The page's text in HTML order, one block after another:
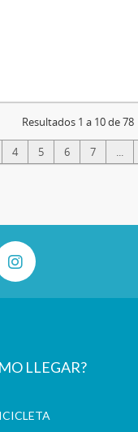
Resultados 1 a 10 de 78
4 5 6 7 ...
LLEGAR?